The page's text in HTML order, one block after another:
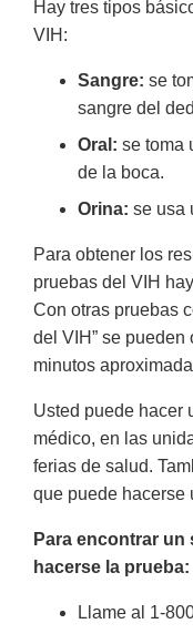
Hay tres tipos
VIH:
Sangre: se
sangre del
Oral: se toma
de la boca.
Orina: se usa
Para obtener los
pruebas del VIH
Con otras pruebas
del VIH” se
minutos
Usted puede hacer
médico, en las
ferias de salud.
que puede hacerse
Para encontrar
hacerse la prueba:
Llame al 1-